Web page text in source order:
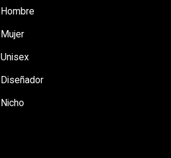
Hombre
Mujer
Unisex
Diseñador
Nicho